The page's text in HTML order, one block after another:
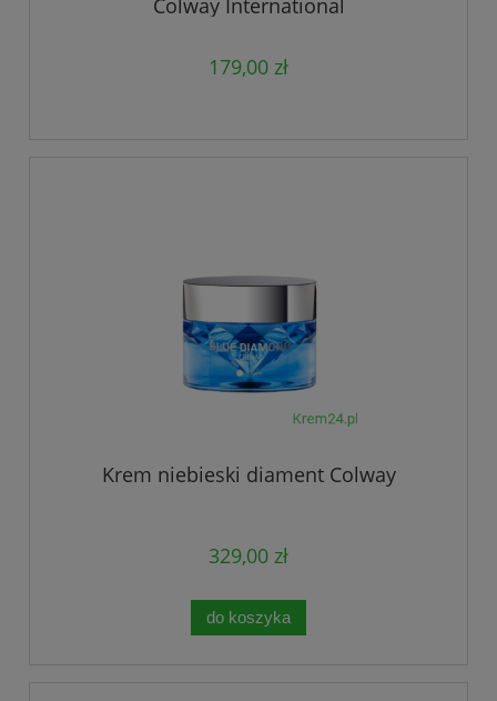
179,00 zł
Krem niebieski diament Colway
329,00 zł
do koszyka